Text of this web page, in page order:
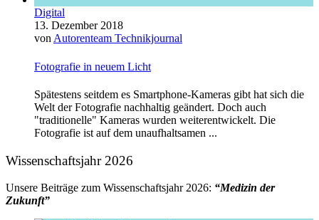
Digital
13. Dezember 2018
von Autorenteam Technikjournal
Fotografie in neuem Licht
Spätestens seitdem es Smartphone-Kameras gibt hat sich die
Welt der Fotografie nachhaltig geändert. Doch auch
"traditionelle" Kameras wurden weiterentwickelt. Die
Fotografie ist auf dem unaufhaltsamen ...
Wissenschaftsjahr 2026
Unsere Beiträge zum Wissenschaftsjahr 2026: “Medizin der
Zukunft”